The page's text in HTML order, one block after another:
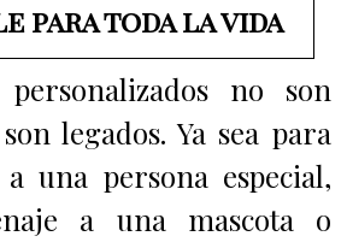
para toda la vida
no son
legados. Ya sea para
una persona especial,
a una mascota o